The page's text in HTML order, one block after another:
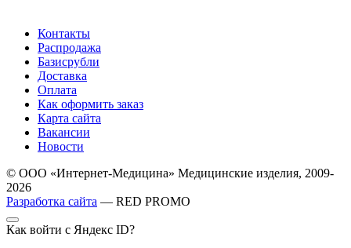
Контакты
Распродажа
Базисрубли
Доставка
Оплата
Как оформить заказ
Карта сайта
Вакансии
Новости
© ООО «Интернет-Медицина» Медицинские изделия, 2009-
2026
Разработка сайта — RED PROMO
Как войти с Яндекс ID?